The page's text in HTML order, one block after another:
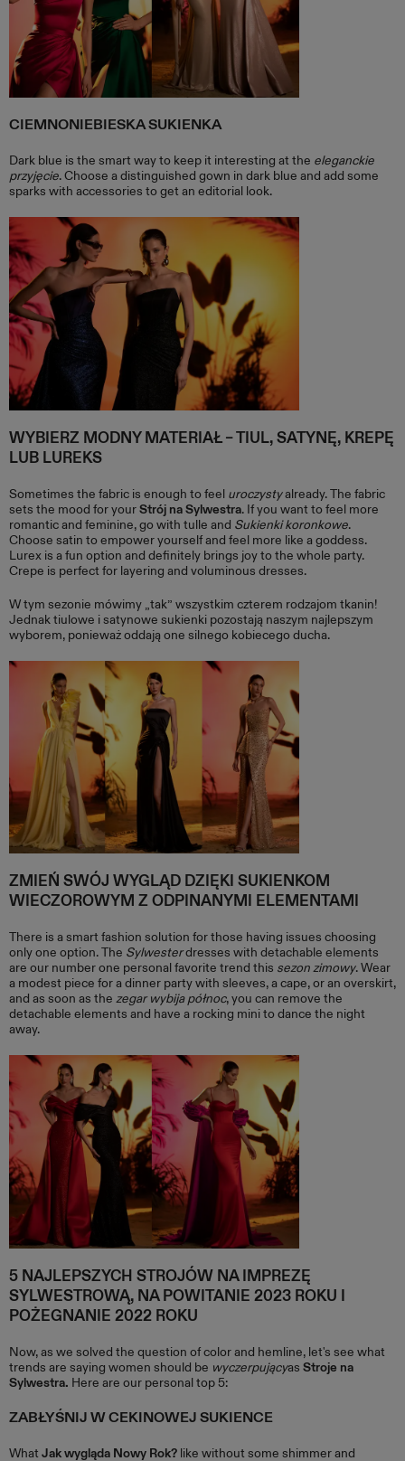
CIEMNONIEBIESKA SUKIENKA
Dark blue is the smart way to keep it interesting at the eleganckie
przyjęcie. Choose a distinguished gown in dark blue and add some
sparks with accessories to get an editorial look.
WYBIERZ MODNY MATERIAŁ – TIUL, SATYNĘ, KREPĘ
LUB LUREKS
Sometimes the fabric is enough to feel uroczystyalready. The fabric
sets the mood for yourStrój na Sylwestra. If you want to feel more
romantic and feminine, go with tulle and Sukienki koronkowe.
Choose satin to empower yourself and feel more like a goddess.
Lurex is a fun option and definitely brings joy to the whole party.
Crepe is perfect for layering and voluminous dresses.
W tym sezonie mówimy „tak” wszystkim czterem rodzajom tkanin!
Jednak tiulowe i satynowe sukienki pozostają naszym najlepszym
wyborem, ponieważ oddają one silnego kobiecego ducha.
ZMIEŃ SWÓJ WYGLĄD DZIĘKI SUKIENKOM
WIECZOROWYM Z ODPINANYMI ELEMENTAMI
There is a smart fashion solution for those having issues choosing
only one option. The Sylwesterdresses with detachable elements
are our number one personal favorite trend this sezon zimowy. Wear
a modest piece for a dinner party with sleeves, a cape, or an overskirt,
and as soon as the zegar wybija północ, you can remove the
detachable elements and have a rocking mini to dance the night
away.
5 NAJLEPSZYCH STROJÓW NA IMPREZĘ
SYLWESTROWĄ, NA POWITANIE 2023 ROKU I
POŻEGNANIE 2022 ROKU
Now, as we solved the question of color and hemline, let's see what
trends are saying women should be wyczerpującyas Stroje na
Sylwestra. Here are our personal top 5:
ZABŁYŚNIJ W CEKINOWEJ SUKIENCE
What Jak wygląda Nowy Rok? like without some shimmer and